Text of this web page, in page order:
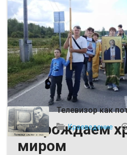
Возрождаем
миром
ВЫБОР РЕДАКЦИИ
Телевизор как
Краеведение